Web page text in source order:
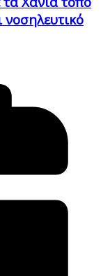
νοσηλευτικό